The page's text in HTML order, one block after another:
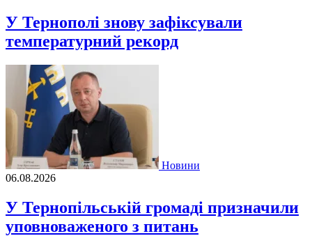
У Тернополі знову зафіксували
температурний рекорд
Новини
06.08.2026
У Тернопільській громаді призначили
уповноваженого з питань